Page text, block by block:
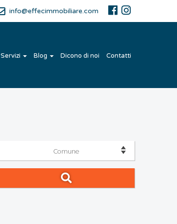
info@effecimmobiliare.com
Servizi Blog Dicono di noi Contatti
Comune